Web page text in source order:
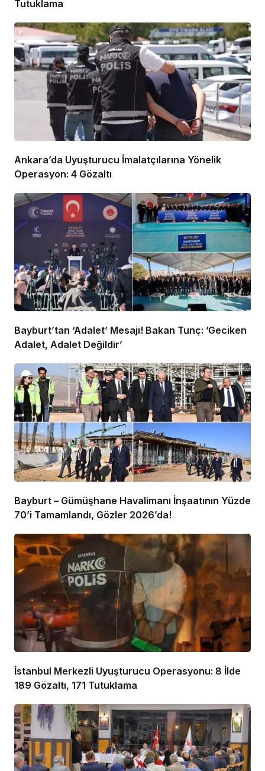
Tutuklama
Ankara’da Uyuşturucu İmalatçılarına Yönelik
Operasyon: 4 Gözaltı
Bayburt’tan ‘Adalet’ Mesajı! Bakan Tunç: ’Geciken
Adalet, Adalet Değildir’
Bayburt – Gümüşhane Havalimanı İnşaatının Yüzde
70’i Tamamlandı, Gözler 2026’da!
İstanbul Merkezli Uyuşturucu Operasyonu: 8 İlde
189 Gözaltı, 171 Tutuklama